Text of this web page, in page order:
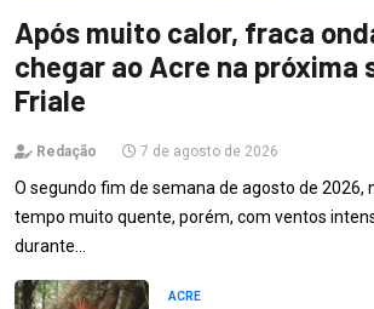
Após muito calor, fraca
chegar ao Acre na próxima
Friale
Redação 7 de agosto de 2026
O segundo fim de semana de agosto de 2026,
tempo muito quente, porém, com ventos
durante…
ACRE